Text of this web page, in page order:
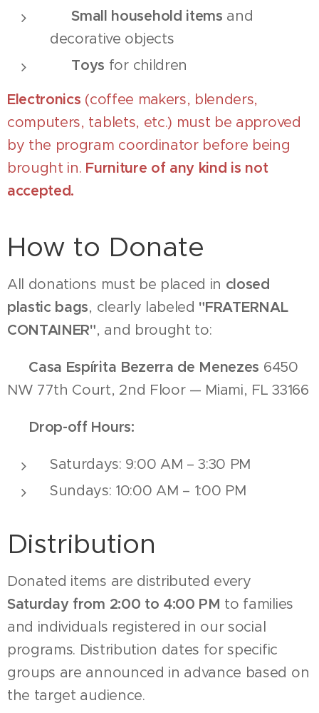
🏠Small household items and
decorative objects
Toys for children
Electronics (coffee makers, blenders,
computers, tablets, etc.) must be approved
by the program coordinator before being
brought in. Furniture of any kind is not
accepted.
How to Donate
All donations must be placed in closed
plastic bags, clearly labeled "FRATERNAL
CONTAINER", and brought to:
Casa Espírita Bezerra de Menezes 6450
NW 77th Court, 2nd Floor — Miami, FL 33166
Drop-off Hours:
Saturdays: 9:00 AM – 3:30 PM
Sundays: 10:00 AM – 1:00 PM
Distribution
Donated items are distributed every
Saturday from 2:00 to 4:00 PM to families
and individuals registered in our social
programs. Distribution dates for specific
groups are announced in advance based on
the target audience.